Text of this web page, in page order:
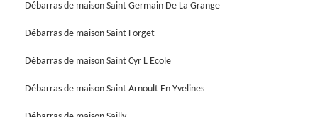
Débarras de maison Saint Germain De La Grange
Débarras de maison Saint Forget
Débarras de maison Saint Cyr L Ecole
Débarras de maison Saint Arnoult En Yvelines